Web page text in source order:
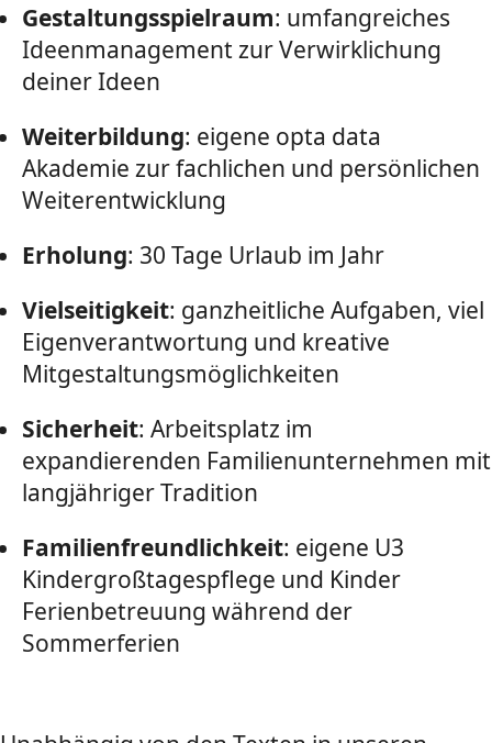
Gestaltungsspielraum: umfangreiches
Ideenmanagement zur Verwirklichung
deiner Ideen
Weiterbildung: eigene opta data
Akademie zur fachlichen und persönlichen
Weiterentwicklung
Erholung: 30 Tage Urlaub im Jahr
Vielseitigkeit: ganzheitliche Aufgaben, viel
Eigenverantwortung und kreative
Mitgestaltungsmöglichkeiten
Sicherheit: Arbeitsplatz im
expandierenden Familienunternehmen mit
langjähriger Tradition
Familienfreundlichkeit: eigene U3
Kindergroßtagespflege und Kinder
Ferienbetreuung während der
Sommerferien